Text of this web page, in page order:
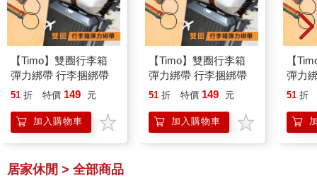
【Timo】雙圈行李箱
彈力綁帶 行李捆綁帶
51 折 特價 149 元
加入購物車
【Timo】雙圈行李箱
彈力綁帶 行李捆綁帶
51 折 特價 149 元
加入購物車
【
彈力
51 折
居家休閒 > 全部商品